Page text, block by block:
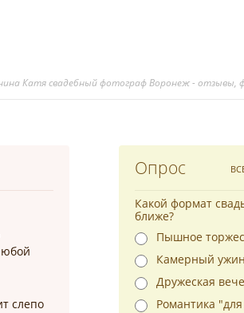
Катя свадебный фотограф Воронеж - отзывы,
слепо
Опрос
Какой формат
ближе?
Пышное
Камерный ужин
Дружеская
Романтика